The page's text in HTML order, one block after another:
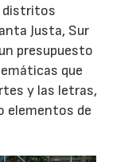
distritos
Justa, Sur
presupuesto
que
y las letras,
elementos de